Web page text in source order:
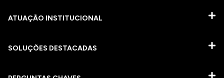
ATUAÇÃO INSTITUCIONAL
SOLUÇÕES DESTACADAS